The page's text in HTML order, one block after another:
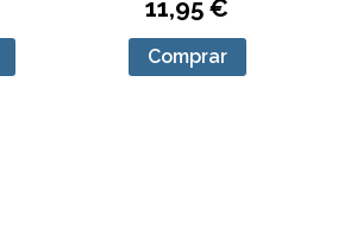
11,95 €
Comprar